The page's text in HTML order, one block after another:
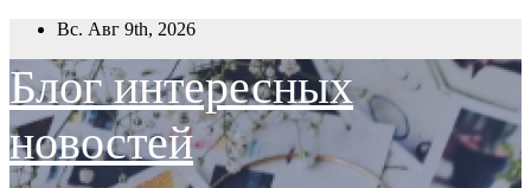
Перейти
содержимому
Вс. Авг 9th, 2026
Блог интересных
новостей